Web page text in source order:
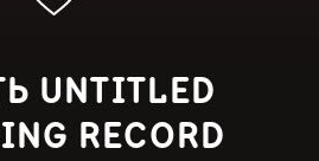
UNTITLED
RECORD